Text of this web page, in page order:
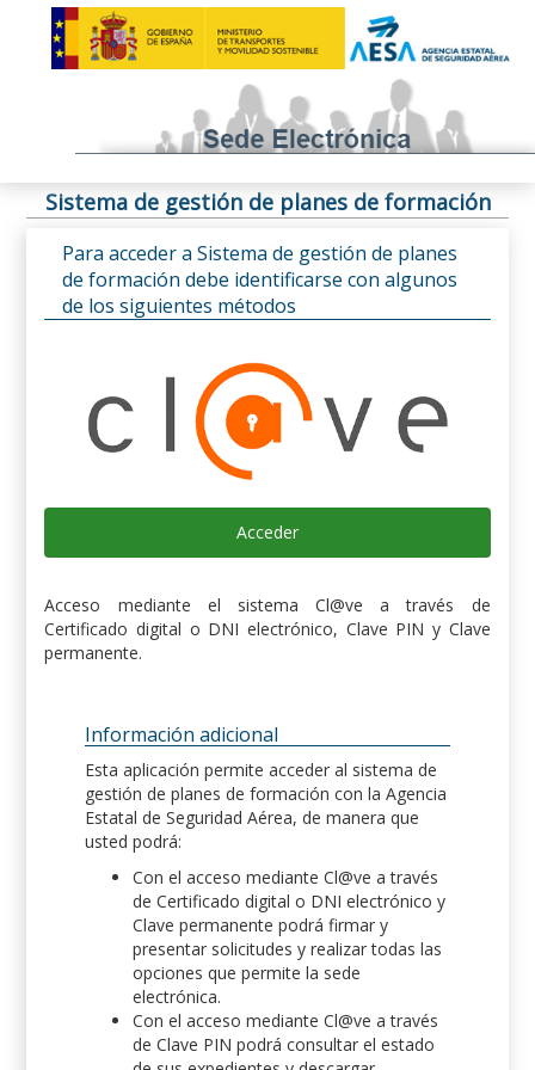
Sistema de gestión de planes de formación
Para acceder a Sistema de gestión de planes
de formación debe identificarse con algunos
de los siguientes métodos
Acceder
Acceso mediante el sistema Cl@ve a través de
Certificado digital o DNI electrónico, Clave PIN y Clave
permanente.
Información adicional
Esta aplicación permite acceder al sistema de
gestión de planes de formación con la Agencia
Estatal de Seguridad Aérea, de manera que
usted podrá:
Con el acceso mediante Cl@ve a través
de Certificado digital o DNI electrónico y
Clave permanente podrá firmar y
presentar solicitudes y realizar todas las
opciones que permite la sede
electrónica.
Con el acceso mediante Cl@ve a través
de Clave PIN podrá consultar el estado